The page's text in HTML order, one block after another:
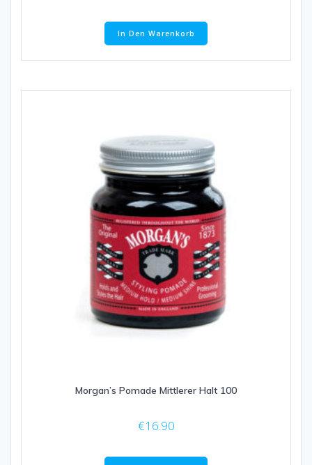
In Den Warenkorb
Morgan’s Pomade Mittlerer Halt 100
€16.90